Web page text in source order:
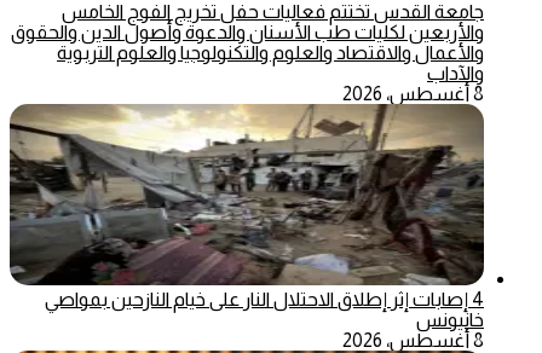
جامعة القدس تختتم فعاليات حفل تخريج الفوج الخامس
والأربعين لكليات طب الأسنان والدعوة وأصول الدين والحقوق
والأعمال والاقتصاد والعلوم والتكنولوجيا والعلوم التربوية
والآداب
8 أغسطس، 2026
4 إصابات إثر إطلاق الاحتلال النار على خيام النازحين بمواصي
خانيونس
8 أغسطس، 2026